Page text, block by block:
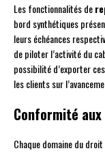
Les fonctionnalités de
bord synthétiques
leurs échéances
de piloter l’activité du
possibilité d’exporter
les clients sur
Conformité
Chaque domaine du